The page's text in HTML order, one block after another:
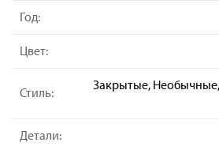
Год:
Цвет:
Стиль:
Закрытые,
Детали: